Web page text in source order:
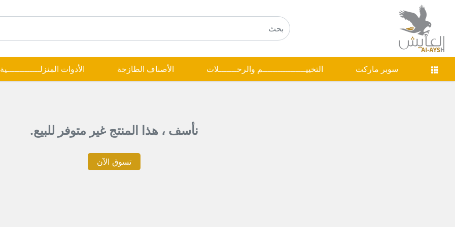
سوبر ماركت التخييـــــــــــــــــم والرحـــــــلات الأصناف الطازجة الأدوات المنزلـــــــــــــية
نأسف ، هذا المنتج غير متوفر للبيع.
تسوق الآن